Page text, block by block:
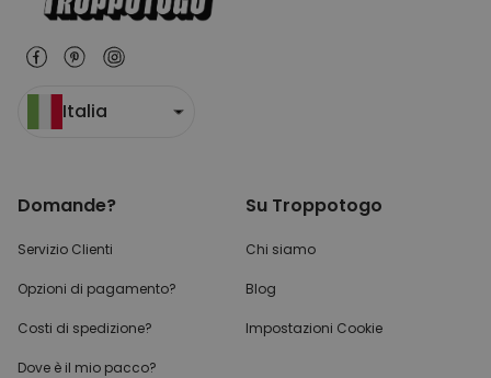
Italia
Domande?
Servizio Clienti
Opzioni di pagamento?
Costi di spedizione?
Dove è il mio pacco?
Su Troppotogo
Chi siamo
Blog
Impostazioni Cookie